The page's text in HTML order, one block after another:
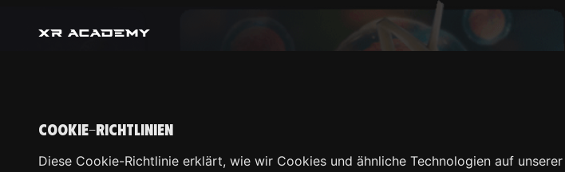
COOKIE-RICHTLINIEN
Diese Cookie-Richtlinie erklärt, wie wir Cookies und ähnliche Technologien auf